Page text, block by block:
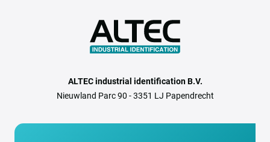
ALTEC industrial identification B.V.
Nieuwland Parc 90 - 3351 LJ Papendrecht